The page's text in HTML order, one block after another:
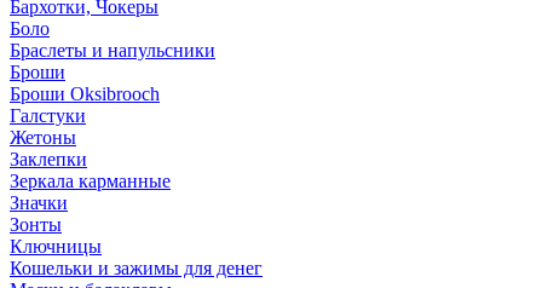
Бархотки, Чокеры
Боло
Браслеты и напульсники
Броши
Броши Oksibrooch
Галстуки
Жетоны
Заклепки
Зеркала карманные
Значки
Зонты
Ключницы
Кошельки и зажимы для денег